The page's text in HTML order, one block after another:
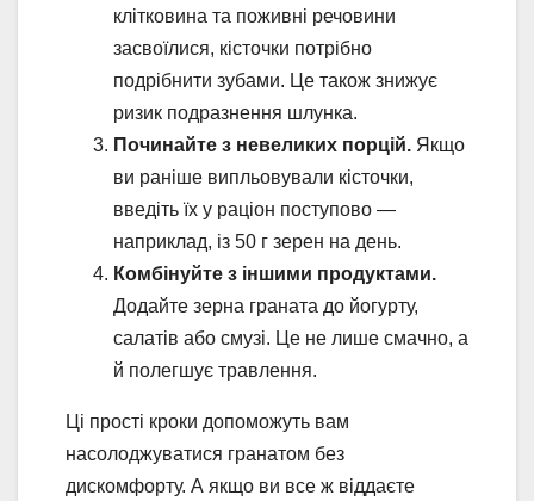
клітковина та поживні речовини
засвоїлися, кісточки потрібно
подрібнити зубами. Це також знижує
ризик подразнення шлунка.
Починайте з невеликих порцій. Якщо
ви раніше випльовували кісточки,
введіть їх у раціон поступово —
наприклад, із 50 г зерен на день.
Комбінуйте з іншими продуктами.
Додайте зерна граната до йогурту,
салатів або смузі. Це не лише смачно, а
й полегшує травлення.
Ці прості кроки допоможуть вам
насолоджуватися гранатом без
дискомфорту. А якщо ви все ж віддаєте